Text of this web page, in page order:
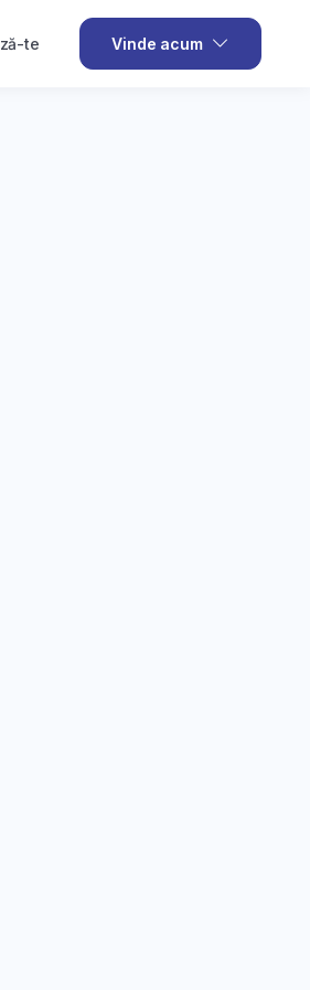
te Vinde acum